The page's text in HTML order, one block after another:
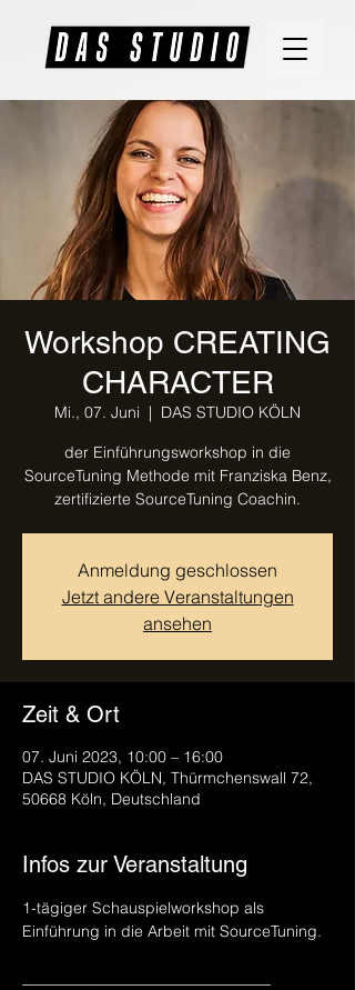
Workshop CREATING
CHARACTER
Mi., 07. Juni
  |
DAS STUDIO KÖLN
der Einführungsworkshop in die
SourceTuning Methode mit Franziska Benz,
zertifizierte SourceTuning Coachin.
Anmeldung geschlossen
Jetzt andere Veranstaltungen
ansehen
Zeit & Ort
07. Juni 2023, 10:00 – 16:00
DAS STUDIO KÖLN, Thürmchenswall 72,
50668 Köln, Deutschland
Infos zur Veranstaltung
1-tägiger Schauspielworkshop als
Einführung in die Arbeit mit SourceTuning.